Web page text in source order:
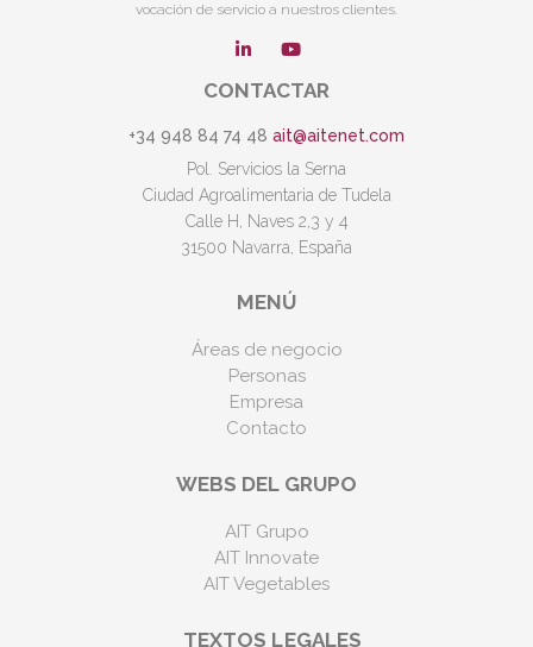
vocación de servicio a nuestros clientes.
CONTACTAR
+34 948 84 74 48 ait@aitenet.com
Pol. Servicios la Serna
Ciudad Agroalimentaria de Tudela
Calle H, Naves 2,3 y 4
31500 Navarra, España
MENÚ
Áreas de negocio
Personas
Empresa
Contacto
WEBS DEL GRUPO
AIT Grupo
AIT Innovate
AIT Vegetables
TEXTOS LEGALES